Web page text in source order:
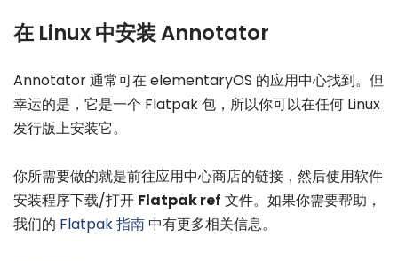
在 Linux 中安装 Annotator
Annotator 通常可在 elementaryOS 的应用中心找到。但
幸运的是，它是一个 Flatpak 包，所以你可以在任何 Linux
发行版上安装它。
你所需要做的就是前往应用中心商店的链接，然后使用软件
安装程序下载/打开 Flatpak ref 文件。如果你需要帮助，
我们的 Flatpak 指南中有更多相关信息。